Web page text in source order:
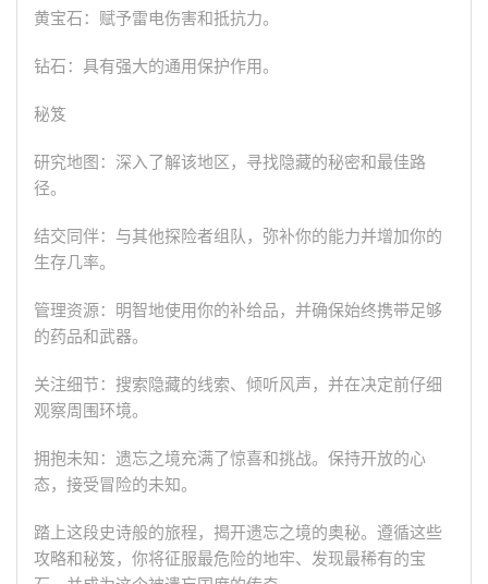
黄宝石：赋予雷电伤害和抵抗力。
钻石：具有强大的通用保护作用。
秘笈
研究地图：深入了解该地区，寻找隐藏的秘密和最佳路
径。
结交同伴：与其他探险者组队，弥补你的能力并增加你的
生存几率。
管理资源：明智地使用你的补给品，并确保始终携带足够
的药品和武器。
关注细节：搜索隐藏的线索、倾听风声，并在决定前仔细
观察周围环境。
拥抱未知：遗忘之境充满了惊喜和挑战。保持开放的心
态，接受冒险的未知。
踏上这段史诗般的旅程，揭开遗忘之境的奥秘。遵循这些
攻略和秘笈，你将征服最危险的地牢、发现最稀有的宝